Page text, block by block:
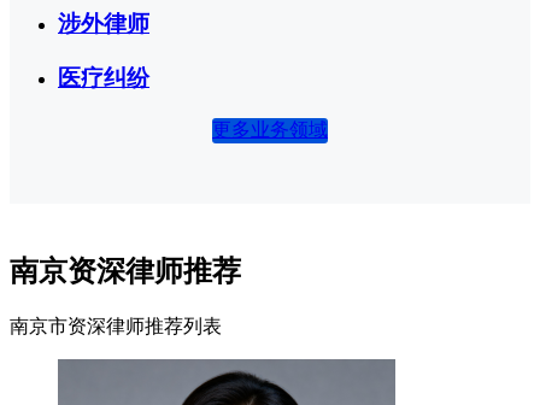
涉外律师
医疗纠纷
更多业务领域
南京资深律师推荐
南京市资深律师推荐列表